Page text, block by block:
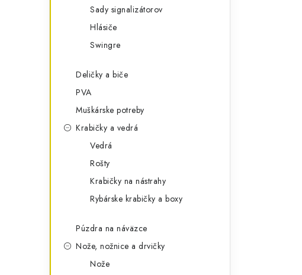
Sady signalizátorov
Hlásiče
Swingre
Deličky a biče
PVA
Muškárske potreby
Krabičky a vedrá
Vedrá
Rošty
Krabičky na nástrahy
Rybárske krabičky a boxy
Púzdra na náväzce
Nože, nožnice a drvičky
Nože